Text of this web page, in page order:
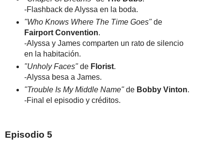
-Flashback de Alyssa en la boda.
"Who Knows Where The Time Goes"de
Fairport Convention.
-Alyssa y James comparten un rato de silencio
en la habitación.
"Unholy Faces"de Florist.
-Alyssa besa a James.
"Trouble Is My Middle Name"de Bobby Vinton.
-Final el episodio y créditos.
Episodio 5